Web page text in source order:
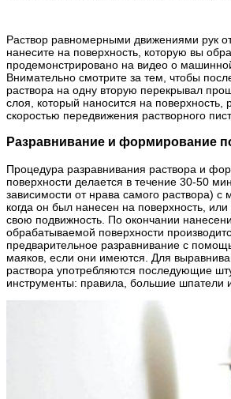
Раствор равномерными движениями рук
нанесите на поверхность, которую вы
продемонстрировано на видео о машинной
Внимательно смотрите за тем, чтобы
раствора на одну вторую перекрывал
слоя, который наносится на поверхность,
скоростью передвижения растворного
Разравнивание и формирование
Процедура разравнивания раствора и
поверхности делается в течение 30-50
зависимости от нрава самого раствора) с
когда он был нанесен на поверхность,
свою подвижность. По окончании
обрабатываемой поверхности
предварительное разравнивание с
маяков, если они имеются. Для
раствора употребляются последующие
инструменты: правила, большие шпатели и